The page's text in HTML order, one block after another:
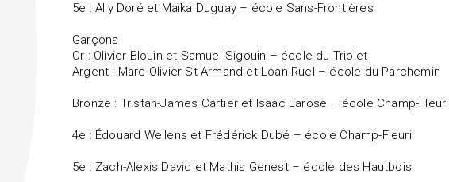
5e : Ally Doré et Maïka Duguay – école Sans-Frontières
Garçons
Or : Olivier Blouin et Samuel Sigouin – école du Triolet
Argent : Marc-Olivier St-Armand et Loan Ruel – école du Parchemin
Bronze : Tristan-James Cartier et Isaac Larose – école Champ-Fleuri
4e : Édouard Wellens et Frédérick Dubé – école Champ-Fleuri
5e : Zach-Alexis David et Mathis Genest – école des Hautbois